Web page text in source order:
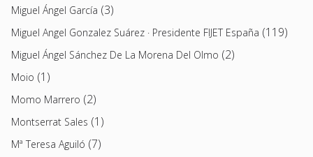
Miguel Ángel García (3)
Miguel Angel Gonzalez Suárez · Presidente FIJET España (119)
Miguel Ángel Sánchez De La Morena Del Olmo (2)
Moio (1)
Momo Marrero (2)
Montserrat Sales (1)
Mª Teresa Aguiló (7)